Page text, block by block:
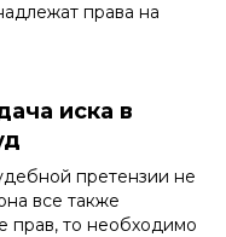
права на
иска в
претензии не
все также
прав, то необходимо